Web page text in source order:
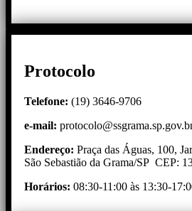
Protocolo
Telefone: (19) 3646-9706
e-mail:
Endereço: Praça das Águas, 100,
São Sebastião da Grama/SP CEP:
Horários: 08:30-11:00 às 13:30-